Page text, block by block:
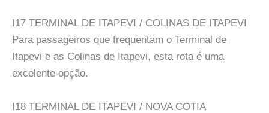
I17 TERMINAL DE ITAPEVI / COLINAS DE ITAPEVI
Para passageiros que frequentam o Terminal de
Itapevi e as Colinas de Itapevi, esta rota é uma
excelente opção.
I18 TERMINAL DE ITAPEVI / NOVA COTIA